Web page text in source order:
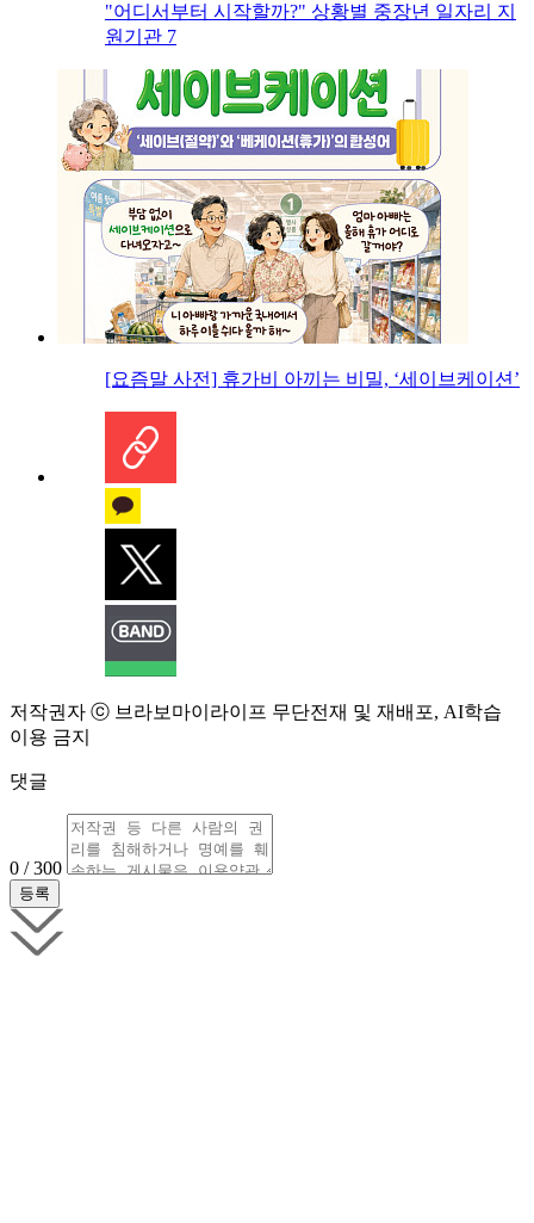
"어디서부터 시작할까?" 상황별 중장년 일자리 지
원기관 7
[요즘말 사전] 휴가비 아끼는 비밀, ‘세이브케이션’
저작권자 ⓒ 브라보마이라이프 무단전재 및 재배포, AI학습
이용 금지
댓글
0 / 300